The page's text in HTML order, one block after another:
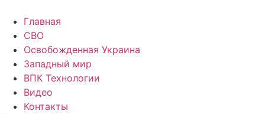
Главная
СВО
Освобожденная Украина
Западный мир
ВПК Технологии
Видео
Контакты